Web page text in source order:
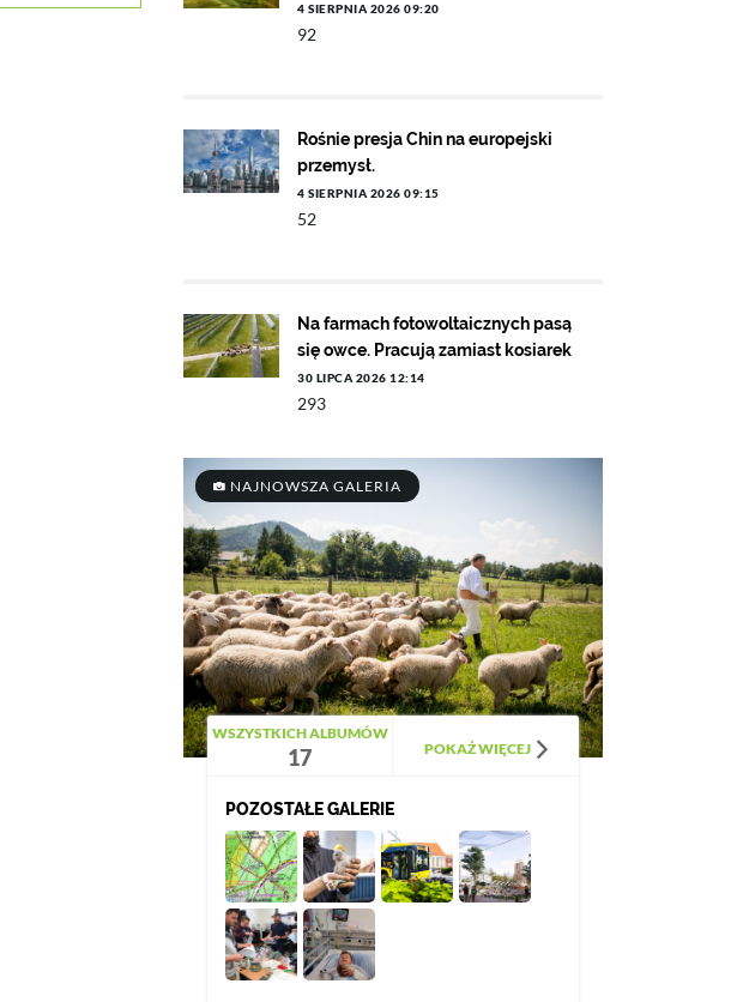
4 SIERPNIA 2026 09:20
92
Rośnie presja Chin na europejski
przemysł.
4 SIERPNIA 2026 09:15
52
Na farmach fotowoltaicznych pasą
się owce. Pracują zamiast kosiarek
30 LIPCA 2026 12:14
293
NAJNOWSZA GALERIA
WSZYSTKICH ALBUMÓW
17 POKAŻ WIĘCEJ
POZOSTAŁE GALERIE